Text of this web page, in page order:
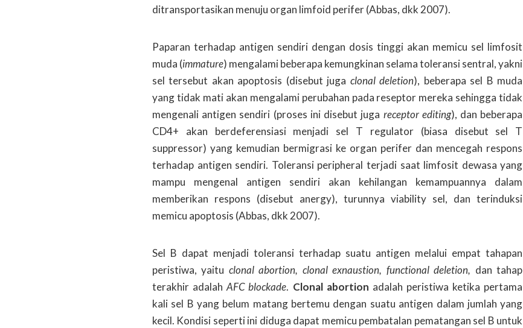
ditransportasikan menuju organ limfoid perifer (Abbas, dkk 2007).
Paparan terhadap antigen sendiri dengan dosis tinggi akan memicu sel limfosit
muda (immature) mengalami beberapa kemungkinan selama toleransi sentral, yakni
sel tersebut akan apoptosis (disebut juga clonal deletion), beberapa sel B muda
yang tidak mati akan mengalami perubahan pada reseptor mereka sehingga tidak
mengenali antigen sendiri (proses ini disebut juga receptor editing), dan beberapa
CD4+ akan berdeferensiasi menjadi sel T regulator (biasa disebut sel T
suppressor) yang kemudian bermigrasi ke organ perifer dan mencegah respons
terhadap antigen sendiri. Toleransi peripheral terjadi saat limfosit dewasa yang
mampu mengenal antigen sendiri akan kehilangan kemampuannya dalam
memberikan respons (disebut anergy), turunnya viability sel, dan terinduksi
memicu apoptosis (Abbas, dkk 2007).
Sel B dapat menjadi toleransi terhadap suatu antigen melalui empat tahapan
peristiwa, yaitu clonal abortion, clonal exnaustion, functional deletion, dan tahap
terakhir adalahAFC blockade. Clonal abortion adalah peristiwa ketika pertama
kali sel B yang belum matang bertemu dengan suatu antigen dalam jumlah yang
kecil. Kondisi seperti ini diduga dapat memicu pembatalan pematangan sel B untuk